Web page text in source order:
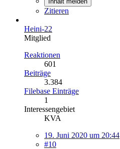
Zitieren
Heini-22
Mitglied
Reaktionen
601
Beiträge
3.384
Filebase Einträge
1
Interessengebiet
KVA
19. Juni 2020 um 20:44
#10